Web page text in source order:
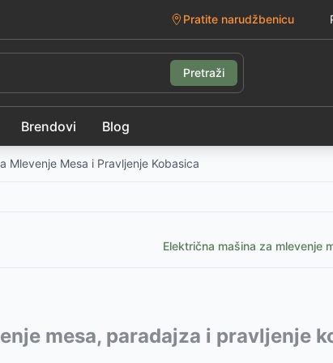
Pratite narudžbenicu
Pretraži
Brendovi Blog
Mlevenje Mesa i Pravljenje Kobasica
Električna mašina za mlevenje
mesa, paradajza i pravljenje